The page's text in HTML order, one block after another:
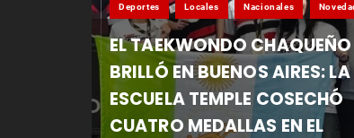
Deportes Locales Nacionales
EL TAEKWONDO CHAQUEÑO
BRILLÓ EN BUENOS AIRES: LA
ESCUELA TEMPLE COSECHÓ
CUATRO MEDALLAS EN EL